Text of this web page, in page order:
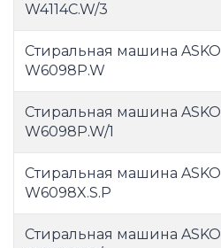
W4114C.W/3
Стиральная машина ASKO
W6098P.W
Стиральная машина ASKO
W6098P.W/1
Стиральная машина ASKO
W6098X.S.P
Стиральная машина ASKO